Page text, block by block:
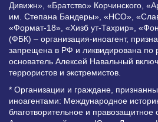
Дивижн», «Братство» Корчинского,
им. Степана Бандеры», «НСО»,
«Формат-18», «Хизб ут-Тахрир»,
(ФБК) – организация-иноагент,
запрещена в РФ и ликвидирована по
основатель Алексей Навальный
террористов и экстремистов.
* Организации и граждане,
иноагентами: Международное
благотворительное и